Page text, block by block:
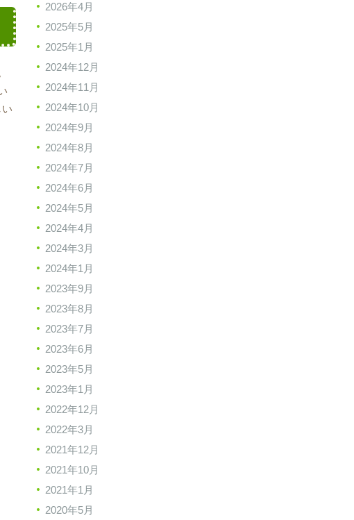
2026年4月
2025年5月
2025年1月
2024年12月
2024年11月
2024年10月
2024年9月
2024年8月
2024年7月
2024年6月
2024年5月
2024年4月
2024年3月
2024年1月
2023年9月
2023年8月
2023年7月
2023年6月
2023年5月
2023年1月
2022年12月
2022年3月
2021年12月
2021年10月
2021年1月
2020年5月